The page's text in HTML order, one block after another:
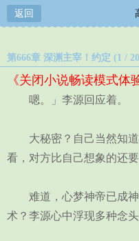
返回
第666章 深渊主宰！约定 (1 /
《关闭小说畅读模式体
嗯。」李源回应着。
大秘密？自己当然知道
看，对方比自己想象的还要
难道，心梦神帝已成神
术？李源心中浮现多种念头